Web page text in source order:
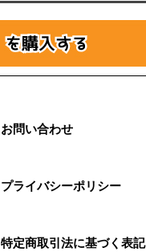
お問い合わせ
プライバシーポリシー
特定商取引法に基づく表記